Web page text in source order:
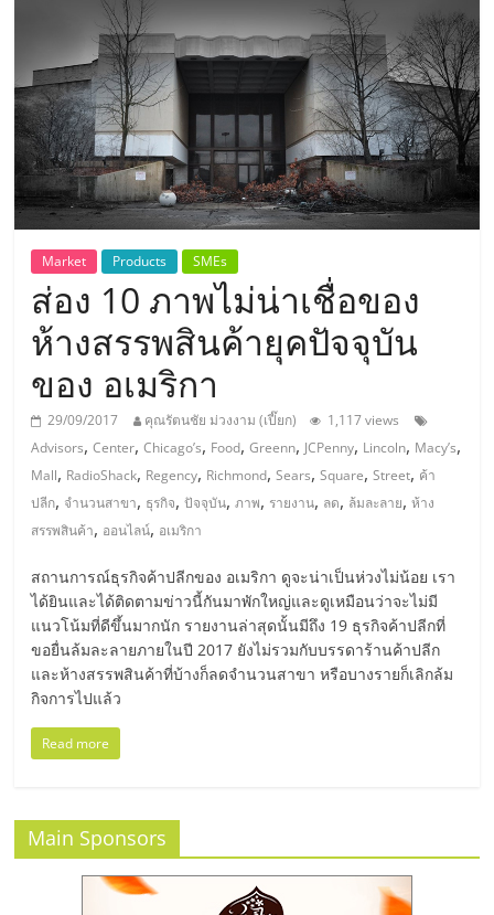
ประเทศไทย,
ThaiSMEsCenter,
รวม
ธุรกิจ
เอ
ส
เอ็
มอี
ไทย,
SMEs,
แฟ
รน
ไชส์,
ที่
Market Products SMEs
ส่อง 10 ภาพไม่น่าเชื่อของ
ห้างสรรพสินค้ายุคปัจจุบัน
ของ อเมริกา
29/09/2017 คุณรัตนชัย ม่วงงาม (เปี๊ยก)
1,117 views
Advisors,Center,Chicago’s, Food,Greenn, JCPenny, Lincoln, Macy’s,
Mall, RadioShack, Regency, Richmond,Sears,Square,Street, ค้า
ปลีก, จำนวนสาขา, ธุรกิจ,ปัจจุบัน,ภาพ, รายงาน, ลด, ล้มละลาย,ห้าง
สรรพสินค้า, ออนไลน์, อเมริกา
สถานการณ์ธุรกิจค้าปลีกของ อเมริกา ดูจะน่าเป็นห่วงไม่น้อย เรา
ได้ยินและได้ติดตามข่าวนี้กันมาพักใหญ่และดูเหมือนว่าจะไม่มี
แนวโน้มที่ดีขึ้นมากนัก รายงานล่าสุดนั้นมีถึง 19 ธุรกิจค้าปลีกที่
ขอยื่นล้มละลายภายในปี 2017 ยังไม่รวมกับบรรดาร้านค้าปลีก
และห้างสรรพสินค้าที่บ้างก็ลดจำนวนสาขา หรือบางรายก็เลิกล้ม
กิจการไปแล้ว
Read more
Main Sponsors